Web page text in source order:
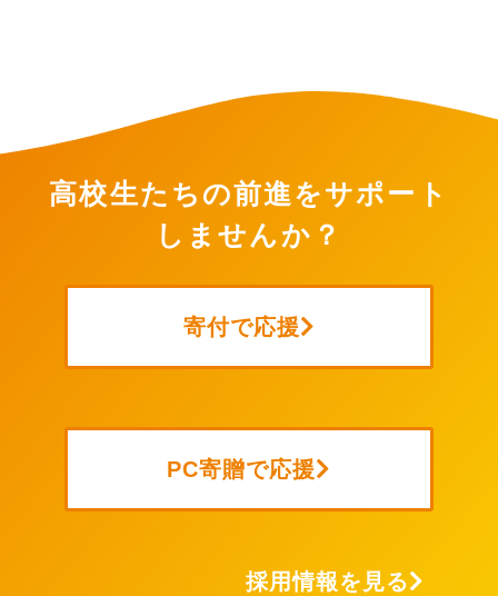
高校生たちの前進をサポート
しませんか？
寄付で応援
PC寄贈で応援
採用情報を見る